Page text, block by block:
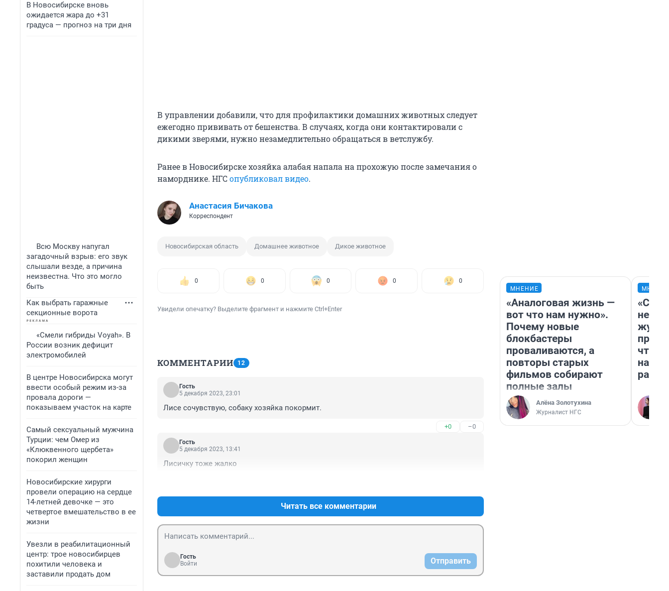
В Новосибирске вновь
ожидается жара до +31
градуса — прогноз на три дня
Всю Москву напугал
загадочный взрыв: его звук
слышали везде, а причина
неизвестна. Что это могло
быть
Как выбрать гаражные
секционные ворота
«Смели гибриды Voyah». В
России возник дефицит
электромобилей
В центре Новосибирска могут
ввести особый режим из-за
провала дороги —
показываем участок на карте
Самый сексуальный мужчина
Турции: чем Омер из
«Клюквенного щербета»
покорил женщин
Новосибирские хирурги
провели операцию на сердце
14-летней девочке — это
четвертое вмешательство в ее
жизни
Увезли в реабилитационный
центр: трое новосибирцев
похитили человека и
заставили продать дом
В управлении добавили, что для профилактики домашних животных следует
ежегодно прививать от бешенства. В случаях, когда они контактировали с
дикими зверями, нужно незамедлительно обращаться в ветслужбу.
Ранее в Новосибирске хозяйка алабая напала на прохожую после замечания о
наморднике. НГСопубликовал видео.
Анастасия Бичакова
Корреспондент
Новосибирская область Домашнее животное Дикое животное
0 0 0 0 0
Увидели опечатку? Выделите фрагмент и нажмите Ctrl+Enter
КОММЕНТАРИИ 12
Гость
5 декабря 2023, 23:01
Лисе сочувствую, собаку хозяйка покормит.
+0 –0
Гость
5 декабря 2023, 13:41
Лисичку тоже жалко
Читать все комментарии
Гость
Войти
Отправить
МНЕНИЕ
«Аналоговая жизнь —
вот что нам нужно».
Почему новые
блокбастеры
проваливаются, а
повторы старых
фильмов собирают
полные залы
Алёна Золотухина
Журналист НГС
на
ради